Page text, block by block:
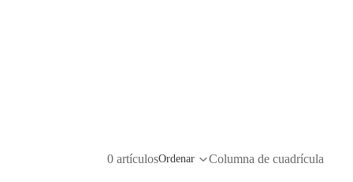
0 artículosOrdenar Columna de cuadrícula